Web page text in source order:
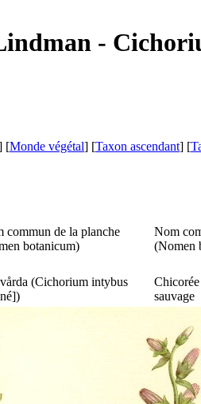
-
[Monde végétal] [Taxon ascendant] [
commun de la planche
botanicum)
Nom
(Nomen
(Cichorium intybus
sauvage